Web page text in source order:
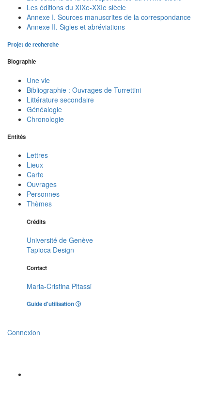
Les éditions du XIXe-XXIe siècle
Annexe I. Sources manuscrites de la correspondance
Annexe II. Sigles et abréviations
Projet de recherche
Biographie
Une vie
Bibliographie : Ouvrages de Turrettini
Littérature secondaire
Généalogie
Chronologie
Entités
Lettres
Lieux
Carte
Ouvrages
Personnes
Thèmes
Crédits
Université de Genève
Tapioca Design
Contact
Maria-Cristina Pitassi
Guide d'utilisation
Connexion